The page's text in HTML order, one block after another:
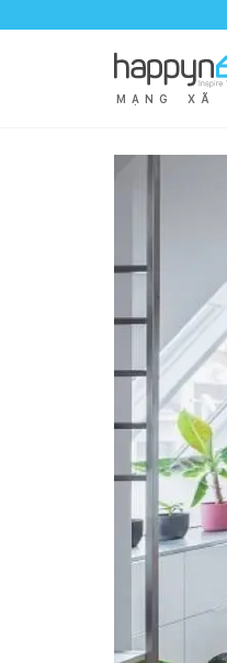
M Ạ N G X Ã